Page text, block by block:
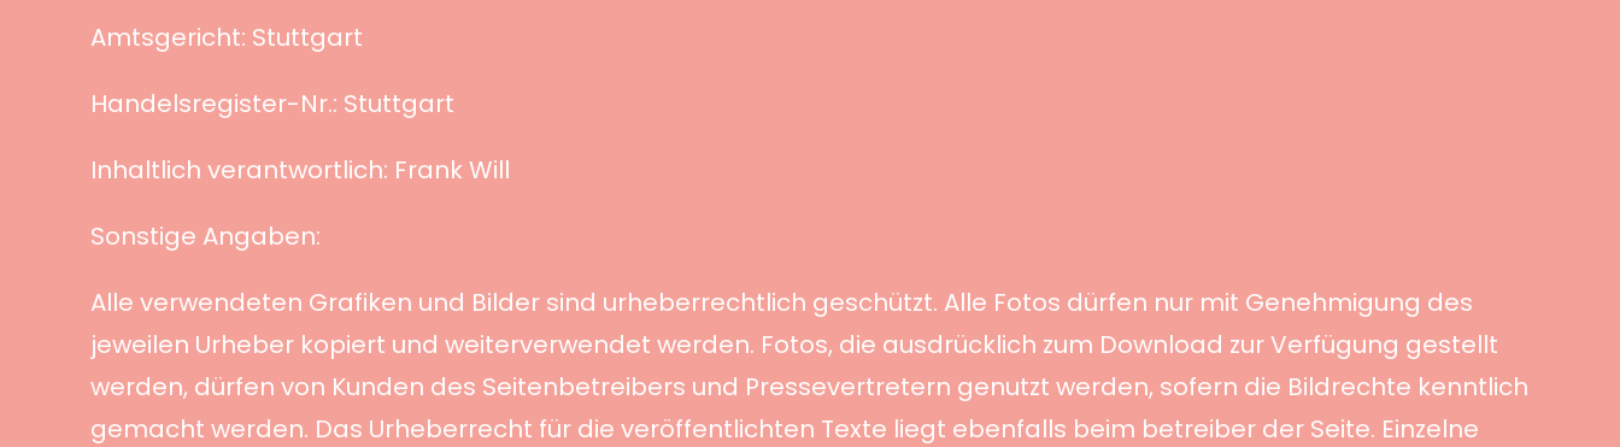
Amtsgericht: Stuttgart
Handelsregister-Nr.: Stuttgart
Inhaltlich verantwortlich: Frank Will
Sonstige Angaben:
Alle verwendeten Grafiken und Bilder sind urheberrechtlich geschützt. Alle Fotos dürfen nur mit Genehmigung des
jeweilen Urheber kopiert und weiterverwendet werden. Fotos, die ausdrücklich zum Download zur Verfügung gestellt
werden, dürfen von Kunden des Seitenbetreibers und Pressevertretern genutzt werden, sofern die Bildrechte kenntlich
gemacht werden. Das Urheberrecht für die veröffentlichten Texte liegt ebenfalls beim betreiber der Seite. Einzelne